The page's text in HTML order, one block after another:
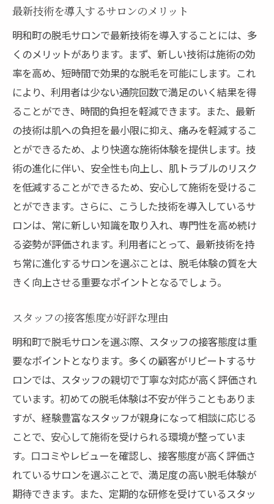
最新技術を導入するサロンのメリット
明和町の脱毛サロンで最新技術を導入することには、多
くのメリットがあります。まず、新しい技術は施術の効
率を高め、短時間で効果的な脱毛を可能にします。これ
により、利用者は少ない通院回数で満足のいく結果を得
ることができ、時間的負担を軽減できます。また、最新
の技術は肌への負担を最小限に抑え、痛みを軽減するこ
とができるため、より快適な施術体験を提供します。技
術の進化に伴い、安全性も向上し、肌トラブルのリスク
を低減することができるため、安心して施術を受けるこ
とができます。さらに、こうした技術を導入しているサ
ロンは、常に新しい知識を取り入れ、専門性を高め続け
る姿勢が評価されます。利用者にとって、最新技術を持
ち常に進化するサロンを選ぶことは、脱毛体験の質を大
きく向上させる重要なポイントとなるでしょう。
スタッフの接客態度が好評な理由
明和町で脱毛サロンを選ぶ際、スタッフの接客態度は重
要なポイントとなります。多くの顧客がリピートするサ
ロンでは、スタッフの親切で丁寧な対応が高く評価され
ています。初めての脱毛体験は不安が伴うこともありま
すが、経験豊富なスタッフが親身になって相談に応じる
ことで、安心して施術を受けられる環境が整っていま
す。口コミやレビューを確認し、接客態度が高く評価さ
れているサロンを選ぶことで、満足度の高い脱毛体験が
期待できます。また、定期的な研修を受けているスタッ